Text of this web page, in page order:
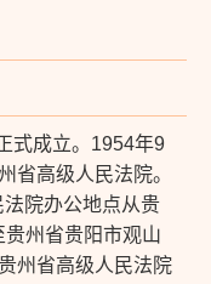
式成立。1954年9
省高级人民法院。
院办公地点从贵
州省贵阳市观山
州省高级人民法院